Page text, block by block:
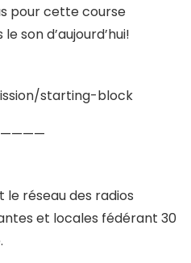
pour cette course
son d’aujourd’hui!
starting-block
le réseau des radios
et locales fédérant 30